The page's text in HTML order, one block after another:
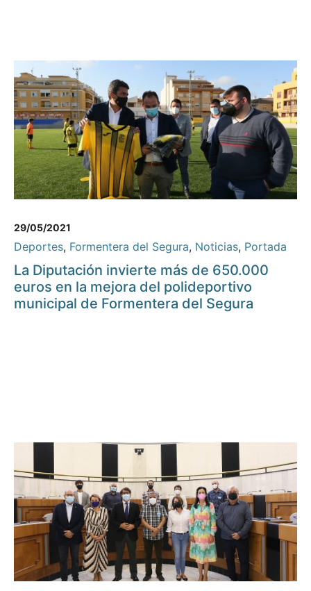
29/05/2021
Deportes, Formentera del Segura, Noticias, Portada
La Diputación invierte más de 650.000
euros en la mejora del polideportivo
municipal de Formentera del Segura